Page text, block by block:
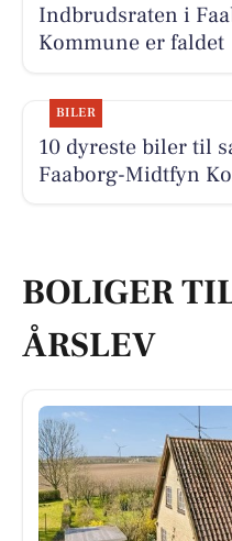
Indbrudsraten i
Kommune er faldet
BILER
10 dyreste biler til
Faaborg-Midtfyn
BOLIGER
ÅRSLEV